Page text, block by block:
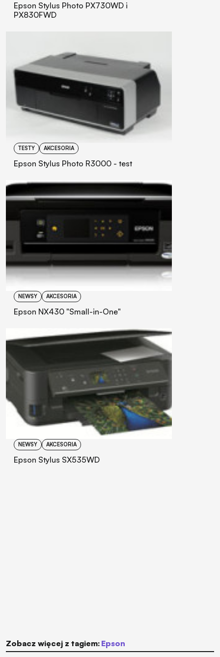
Epson Stylus Photo PX730WD i
PX830FWD
TESTY AKCESORIA
Epson Stylus Photo R3000 - test
NEWSY AKCESORIA
Epson NX430 "Small-in-One"
NEWSY AKCESORIA
Epson Stylus SX535WD
Zobacz więcej z tagiem: Epson